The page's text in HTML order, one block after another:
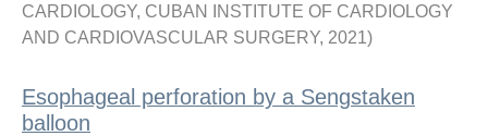
CARDIOLOGY, CUBAN INSTITUTE OF CARDIOLOGY
AND CARDIOVASCULAR SURGERY, 2021)
Esophageal perforation by a Sengstaken
balloon